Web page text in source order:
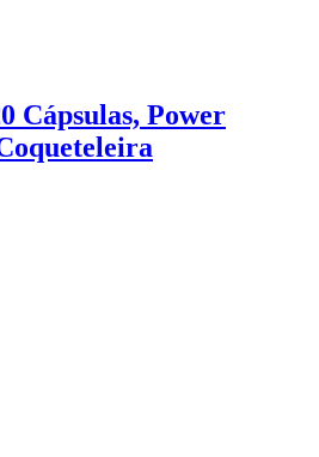
Cápsulas, Power